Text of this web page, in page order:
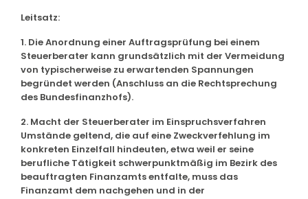
Leitsatz:
1. Die Anordnung einer Auftragsprüfung bei einem
Steuerberater kann grundsätzlich mit der Vermeidung
von typischerweise zu erwartenden Spannungen
begründet werden (Anschluss an die Rechtsprechung
des Bundesfinanzhofs).
2. Macht der Steuerberater im Einspruchsverfahren
Umstände geltend, die auf eine Zweckverfehlung im
konkreten Einzelfall hindeuten, etwa weil er seine
berufliche Tätigkeit schwerpunktmäßig im Bezirk des
beauftragten Finanzamts entfalte, muss das
Finanzamt dem nachgehen und in der